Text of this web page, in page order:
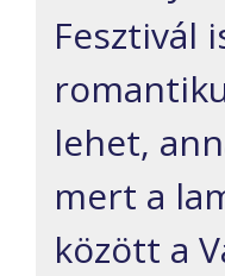
Fesztivál
lehet,
mert a
között a